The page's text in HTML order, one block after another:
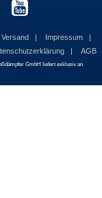
Impressum
AGB
GmbH liefert exklusiv an